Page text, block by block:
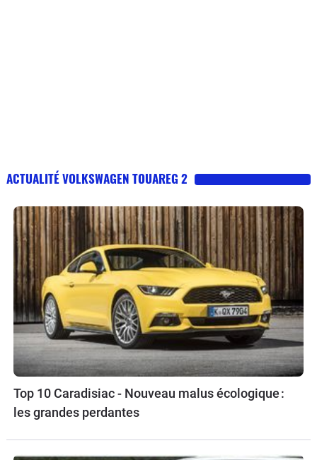
ACTUALITÉ VOLKSWAGEN TOUAREG 2
Top 10 Caradisiac - Nouveau malus écologique :
les grandes perdantes